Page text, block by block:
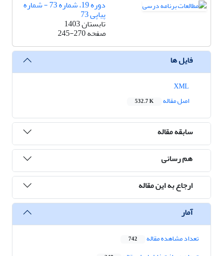
دوره 19، شماره 73 - شماره
پیاپی 73
تابستان 1403
صفحه245-270
فایل ها
اصل مقاله
532.7 K
سابقه مقاله
هم رسانی
ارجاع به این مقاله
آمار
تعداد مشاهده مقاله 742